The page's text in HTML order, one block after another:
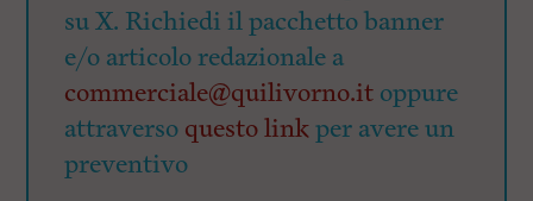
su X. Richiedi il pacchetto banner
e/o articolo redazionale a
commerciale@quilivorno.it oppure
attraverso questo linkper avere un
preventivo